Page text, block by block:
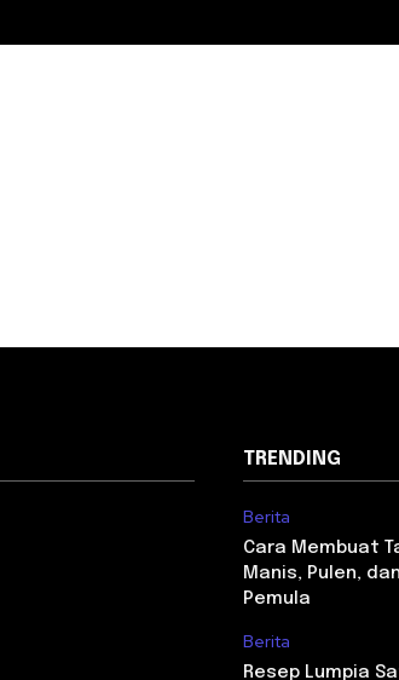
TRENDING
Berita
Cara Membuat
Manis, Pulen,
Pemula
Berita
Resep Lumpia